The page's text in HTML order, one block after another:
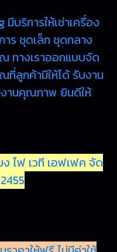
ารให้เช่าเครื่อง
ร ชุดเล็ก ชุดกลาง
ทางเราออกแบบจัด
ที่ลูกค้ามีให้ได้ รับงาน
งานคุณภาพ ยินดีให้
ไฟ เวที เอฟเฟค จัด